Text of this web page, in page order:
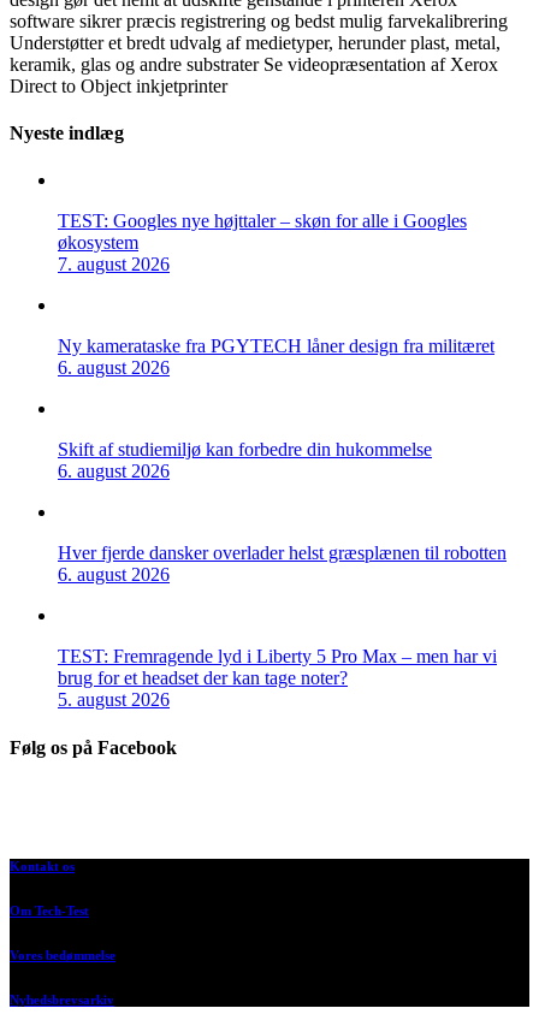
software sikrer præcis registrering og bedst mulig farvekalibrering
Understøtter et bredt udvalg af medietyper, herunder plast, metal,
keramik, glas og andre substrater Se videopræsentation af Xerox
Direct to Object inkjetprinter
Nyeste indlæg
TEST: Googles nye højttaler – skøn for alle i Googles
økosystem
7. august 2026
Ny kamerataske fra PGYTECH låner design fra militæret
6. august 2026
Skift af studiemiljø kan forbedre din hukommelse
6. august 2026
Hver fjerde dansker overlader helst græsplænen til robotten
6. august 2026
TEST: Fremragende lyd i Liberty 5 Pro Max – men har vi
brug for et headset der kan tage noter?
5. august 2026
Følg os på Facebook
Kontakt os
Om Tech-Test
Vores bedømmelse
Nyhedsbrevsarkiv